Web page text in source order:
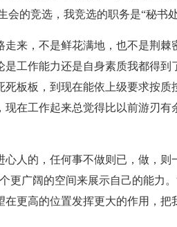
的竞选，我竞选的职务是“秘书处
来，不是鲜花满地，也不是荆棘
工作能力还是自身素质我都得到
板板，到现在能依上级要求按质
在工作起来总觉得比以前游刃有
人的，任何事不做则已，做，则
更广阔的空间来展示自己的能力。
在更高的位置发挥更大的作用，